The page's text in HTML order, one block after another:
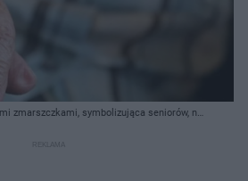
zmarszczkami, symbolizująca seniorów, na
plus dla seniora przeczytasz na portalu